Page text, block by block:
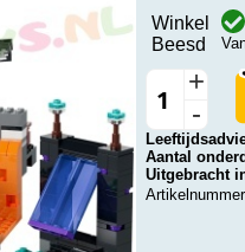
Winkel
Beesd
+
-
Aantal
Uitgebracht